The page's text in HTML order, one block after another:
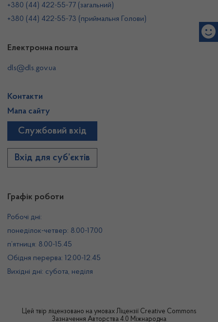
Графік роботи
Робочі дні:
понеділок-четвер: 8.00-17.00
п’ятниця: 8.00-15.45
Обідня перерва: 12.00-12.45
Вихідні дні: субота, неділя
+380 (44) 422-55-77 (загальний)
+380 (44) 422-55-73 (приймальня Голови)
Електронна пошта
dls@dls.gov.ua
Контакти
Мапа сайту
Службовий вхід
Вхід для суб’єктів
Цей твір ліцензовано на умовах Ліцензії Creative Commons
Зазначення Авторства 4.0 Міжнародна